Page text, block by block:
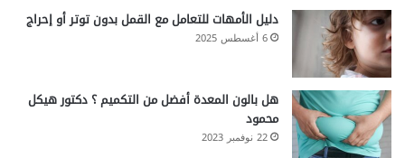
دليل الأمهات للتعامل مع القمل بدون توتر أو إحراج
6 أغسطس 2025
هل بالون المعدة أفضل من التكميم ؟ دكتور هيكل
محمود
22 نوفمبر 2023